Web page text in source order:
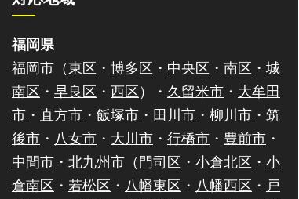
福岡県
福岡市（東区 ・ 博多区 ・ 中央区 ・ 南区 ・ 城
南区 ・ 早良区 ・ 西区）・ 久留米市 ・ 大牟田
市 ・ 直方市 ・ 飯塚市 ・ 田川市 ・ 柳川市 ・ 筑
後市 ・ 八女市 ・ 大川市 ・ 行橋市 ・ 豊前市 ・
中間市 ・北九州市（門司区 ・ 小倉北区 ・ 小
倉南区 ・ 若松区 ・ 八幡東区 ・ 八幡西区 ・ 戸